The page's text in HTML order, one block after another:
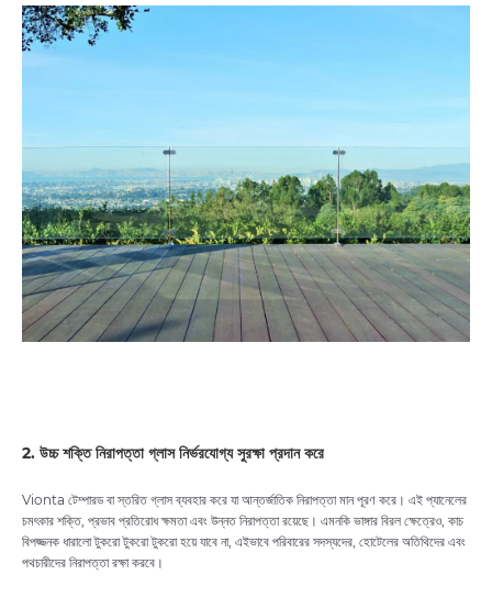
2. উচ্চ শক্তি নিরাপত্তা গ্লাস নির্ভরযোগ্য সুরক্ষা প্রদান করে
Vionta টেম্পারড বা স্তরিত গ্লাস ব্যবহার করে যা আন্তর্জাতিক নিরাপত্তা মান পূরণ করে। এই প্যানেলের
চমৎকার শক্তি, প্রভাব প্রতিরোধ ক্ষমতা এবং উন্নত নিরাপত্তা রয়েছে। এমনকি ভাঙ্গার বিরল ক্ষেত্রেও, কাচ
বিপজ্জনক ধারালো টুকরো টুকরো টুকরো হয়ে যাবে না, এইভাবে পরিবারের সদস্যদের, হোটেলের অতিথিদের এবং
পথচারীদের নিরাপত্তা রক্ষা করবে।